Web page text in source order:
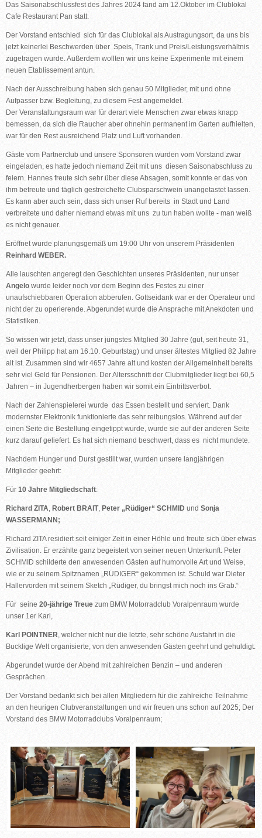
Das Saisonabschlussfest des Jahres 2024 fand am 12.Oktober im Clublokal
Cafe Restaurant Pan statt.
Der Vorstand entschied sich für das Clublokal als Austragungsort, da uns bis
jetzt keinerlei Beschwerden über Speis, Trank und Preis/Leistungsverhältnis
zugetragen wurde. Außerdem wollten wir uns keine Experimente mit einem
neuen Etablissement antun.
Nach der Ausschreibung haben sich genau 50 Mitglieder, mit und ohne
Aufpasser bzw. Begleitung, zu diesem Fest angemeldet.
Der Veranstaltungsraum war für derart viele Menschen zwar etwas knapp
bemessen, da sich die Raucher aber ohnehin permanent im Garten aufhielten,
war für den Rest ausreichend Platz und Luft vorhanden.
Gäste vom Partnerclub und unsere Sponsoren wurden vom Vorstand zwar
eingeladen, es hatte jedoch niemand Zeit mit uns diesen Saisonabschluss zu
feiern. Hannes freute sich sehr über diese Absagen, somit konnte er das von
ihm betreute und täglich gestreichelte Clubsparschwein unangetastet lassen.
Es kann aber auch sein, dass sich unser Ruf bereits in Stadt und Land
verbreitete und daher niemand etwas mit uns zu tun haben wollte - man weiß
es nicht genauer.
Eröffnet wurde planungsgemäß um 19:00 Uhr von unserem Präsidenten
Reinhard WEBER.
Alle lauschten angeregt den Geschichten unseres Präsidenten, nur unser
Angelo wurde leider noch vor dem Beginn des Festes zu einer
unaufschiebbaren Operation abberufen. Gottseidank war er der Operateur und
nicht der zu operierende. Abgerundet wurde die Ansprache mit Anekdoten und
Statistiken.
So wissen wir jetzt, dass unser jüngstes Mitglied 30 Jahre (gut, seit heute 31,
weil der Philipp hat am 16.10. Geburtstag) und unser ältestes Mitglied 82 Jahre
alt ist. Zusammen sind wir 4657 Jahre alt und kosten der Allgemeinheit bereits
sehr viel Geld für Pensionen. Der Altersschnitt der Clubmitglieder liegt bei 60,5
Jahren – in Jugendherbergen haben wir somit ein Eintrittsverbot.
Nach der Zahlenspielerei wurde das Essen bestellt und serviert. Dank
modernster Elektronik funktionierte das sehr reibungslos. Während auf der
einen Seite die Bestellung eingetippt wurde, wurde sie auf der anderen Seite
kurz darauf geliefert. Es hat sich niemand beschwert, dass es nicht mundete.
Nachdem Hunger und Durst gestillt war, wurden unsere langjährigen
Mitglieder geehrt:
Für 10 Jahre Mitgliedschaft:
Richard ZITA, Robert BRAIT, Peter „Rüdiger“ SCHMID und Sonja
WASSERMANN;
Richard ZITA residiert seit einiger Zeit in einer Höhle und freute sich über etwas
Zivilisation. Er erzählte ganz begeistert von seiner neuen Unterkunft. Peter
SCHMID schilderte den anwesenden Gästen auf humorvolle Art und Weise,
wie er zu seinem Spitznamen „RÜDIGER“ gekommen ist. Schuld war Dieter
Hallervorden mit seinem Sketch „Rüdiger, du bringst mich noch ins Grab.“
Für seine 20-jährige Treue zum BMW Motorradclub Voralpenraum wurde
unser 1er Karl,
Karl POINTNER, welcher nicht nur die letzte, sehr schöne Ausfahrt in die
Bucklige Welt organisierte, von den anwesenden Gästen geehrt und gehuldigt.
Abgerundet wurde der Abend mit zahlreichen Benzin – und anderen
Gesprächen.
Der Vorstand bedankt sich bei allen Mitgliedern für die zahlreiche Teilnahme
an den heurigen Clubveranstaltungen und wir freuen uns schon auf 2025; Der
Vorstand des BMW Motorradclubs Voralpenraum;